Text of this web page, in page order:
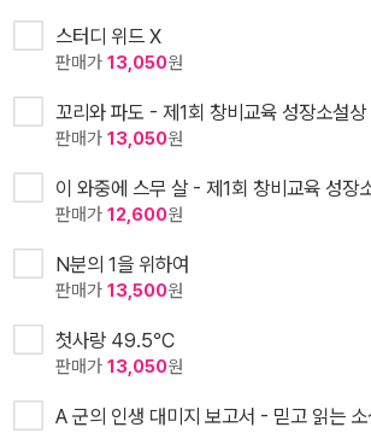
스터디 위드 X
판매가 13,050원
꼬리와 파도 - 제1회 창비교육 성장소설
판매가 13,050원
이 와중에 스무 살 - 제1회 창비교육 성장
판매가 12,600원
N분의 1을 위하여
판매가 13,500원
첫사랑 49.5℃
판매가 13,050원
A 군의 인생 대미지 보고서 - 믿고 읽는